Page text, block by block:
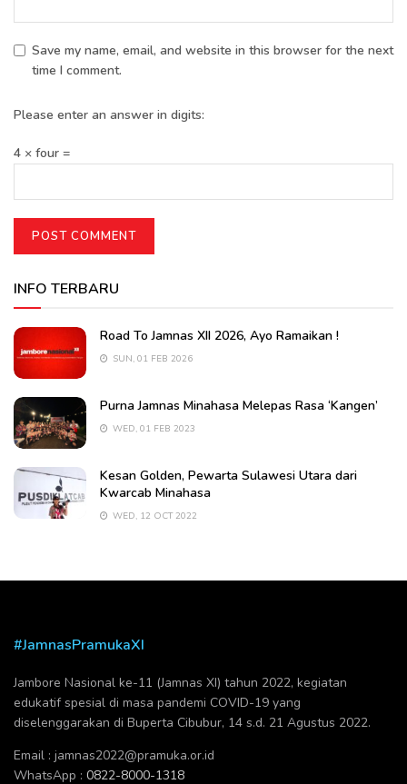
Save my name, email, and website in this browser for the next
time I comment.
Please enter an answer in digits:
4 × four =
INFO TERBARU
Road To Jamnas XII 2026, Ayo Ramaikan !
SUN, 01 FEB 2026
Purna Jamnas Minahasa Melepas Rasa ‘Kangen’
WED, 01 FEB 2023
Kesan Golden, Pewarta Sulawesi Utara dari
Kwarcab Minahasa
WED, 12 OCT 2022
#JamnasPramukaXI
Jambore Nasional ke-11 (Jamnas XI) tahun 2022, kegiatan
edukatif spesial di masa pandemi COVID-19 yang
diselenggarakan di Buperta Cibubur, 14 s.d. 21 Agustus 2022.
Email : jamnas2022@pramuka.or.id
WhatsApp : 0822-8000-1318